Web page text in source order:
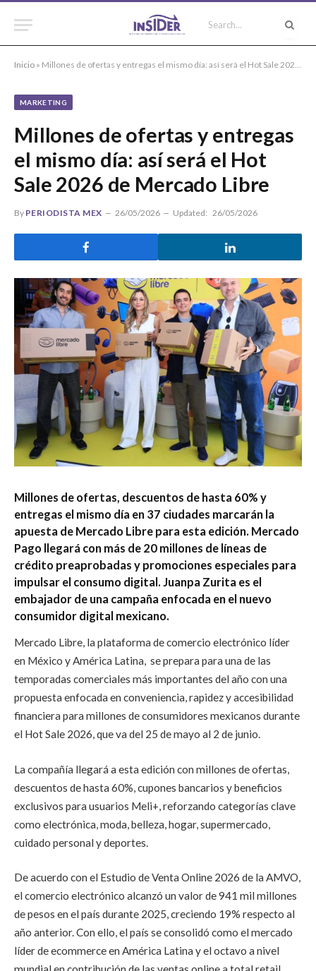
Inicio » Millones de ofertas y entregas el mismo día: así será el Hot Sale 2026 de Mercado Libre
MARKETING
Millones de ofertas y entregas
el mismo día: así será el Hot
Sale 2026 de Mercado Libre
By PERIODISTA MEX 26/05/2026 Updated: 26/05/2026
Millones de ofertas, descuentos de hasta 60% y
entregas el mismo día en 37 ciudades marcarán la
apuesta de Mercado Libre para esta edición. Mercado
Pago llegará con más de 20 millones de líneas de
crédito preaprobadas y promociones especiales para
impulsar el consumo digital. Juanpa Zurita es el
embajador de una campaña enfocada en el nuevo
consumidor digital mexicano.
Mercado Libre, la plataforma de comercio electrónico líder
en México y América Latina, se prepara para una de las
temporadas comerciales más importantes del año con una
propuesta enfocada en conveniencia, rapidez y accesibilidad
financiera para millones de consumidores mexicanos durante
el Hot Sale 2026, que va del 25 de mayo al 2 de junio.
La compañía llegará a esta edición con millones de ofertas,
descuentos de hasta 60%, cupones bancarios y beneficios
exclusivos para usuarios Meli+, reforzando categorías clave
como electrónica, moda, belleza, hogar, supermercado,
cuidado personal y deportes.
De acuerdo con el Estudio de Venta Online 2026 de la AMVO,
el comercio electrónico alcanzó un valor de 941 mil millones
de pesos en el país durante 2025, creciendo 19% respecto al
año anterior. Con ello, el país se consolidó como el mercado
líder de ecommerce en América Latina y el octavo a nivel